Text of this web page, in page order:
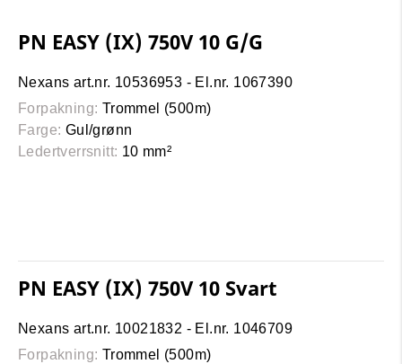
PN EASY (IX) 750V 10 G/G
Nexans art.nr. 10536953 - El.nr. 1067390
Forpakning: Trommel (500m)
Farge: Gul/grønn
Ledertverrsnitt: 10 mm²
PN EASY (IX) 750V 10 Svart
Nexans art.nr. 10021832 - El.nr. 1046709
Forpakning: Trommel (500m)